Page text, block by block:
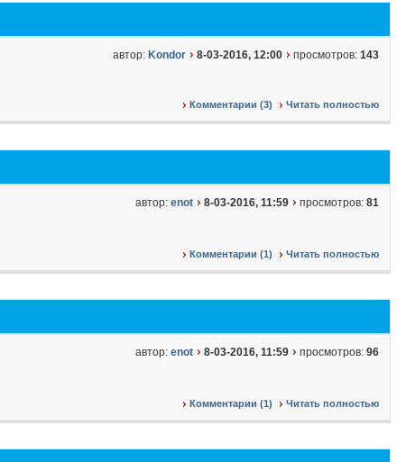
автор: Kondor 8-03-2016, 12:00 просмотров: 143
Комментарии (3) Читать полностью
автор: enot 8-03-2016, 11:59 просмотров: 81
Комментарии (1) Читать полностью
автор: enot 8-03-2016, 11:59 просмотров: 96
Комментарии (1) Читать полностью